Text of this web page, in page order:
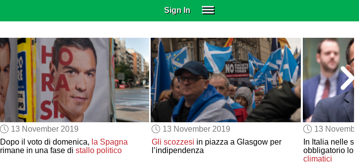
Sign In
SUBSCRIBE
EDUCATIONAL LICENSES
GIFT CARDS
OTHER LANGUAGES
ABOUT US
ALEXA
ADJUST COLORS
13 November 2019
Dopo il voto di domenica, la Spagna
rimane in una fase di stallo politico
13 November 2019
Gli scozzesi in piazza a Glasgow per
l’indipendenza
13
In Italia nelle
obbligatorio lo
climatici